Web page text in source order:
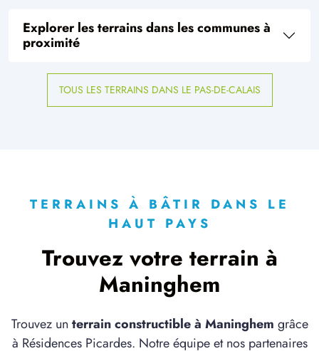
Canlers(62310)
Clenleu(62650)
Dohem(62380)
1 TERRAIN CONSTRUCTIBLE
4 TERRAINS CONSTRUCTIBLES
Fauquembergues(62560)
àFruges (62310)
Explorer les terrains dans les communes à
proximité
TOUS LES TERRAINS DANS LE PAS-DE-CALAIS
TERRAINS À BÂTIR DANS LE
HAUT PAYS
Trouvez votre terrain à
Maninghem
Trouvez un terrain constructible à Maninghem grâce
à Résidences Picardes. Notre équipe et nos partenaires